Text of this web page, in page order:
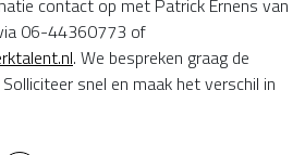
contact op met Patrick Ernens van
06-44360773 of
. We bespreken graag de
snel en maak het verschil in